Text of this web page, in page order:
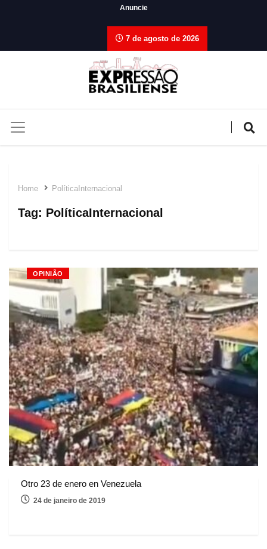
Anuncie
7 de agosto de 2026
Home PolíticaInternacional
Tag: PolíticaInternacional
OPINIÃO
Otro 23 de enero en Venezuela
24 de janeiro de 2019